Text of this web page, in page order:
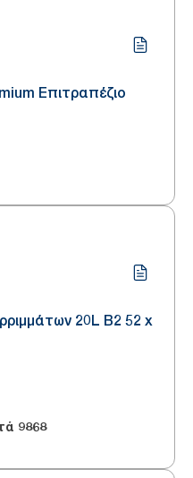
Επιτραπέζιο
20L B2 52 x
9868